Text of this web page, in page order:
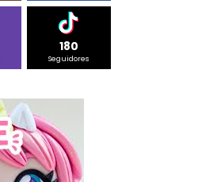
180
Seguidores